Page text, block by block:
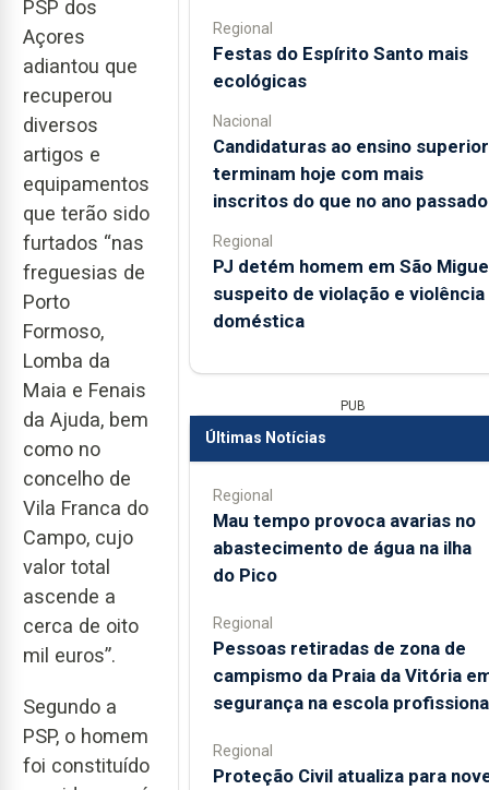
PSP dos
Açores
adiantou que
recuperou
diversos
artigos e
equipamentos
que terão sido
furtados “nas
freguesias de
Porto
Formoso,
Lomba da
Maia e Fenais
da Ajuda, bem
como no
concelho de
Vila Franca do
Campo, cujo
valor total
ascende a
cerca de oito
mil euros”.
Segundo a
PSP, o homem
foi constituído
Regional
Festas do Espírito Santo mais
ecológicas
Nacional
Candidaturas ao ensino superior
terminam hoje com mais
inscritos do que no ano passado
Regional
PJ detém homem em São
suspeito de violação e violência
doméstica
PUB
Últimas Notícias
Regional
Mau tempo provoca avarias no
abastecimento de água na ilha
do Pico
Regional
Pessoas retiradas de zona de
campismo da Praia da Vitória
segurança na escola
Regional
Proteção Civil atualiza para